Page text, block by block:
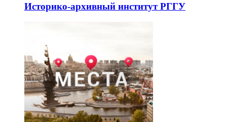
Историко-архивный институт РГГУ